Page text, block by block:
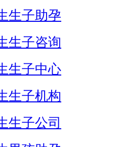
生子助孕
生子咨询
生子中心
生子机构
生子公司